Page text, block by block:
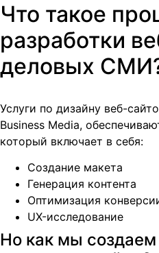
Что такое
разработки
деловых
Услуги по дизайну веб-
Business Media,
который включает в себя:
Создание макета
Генерация контента
Оптимизация
UX-исследование
Но как мы